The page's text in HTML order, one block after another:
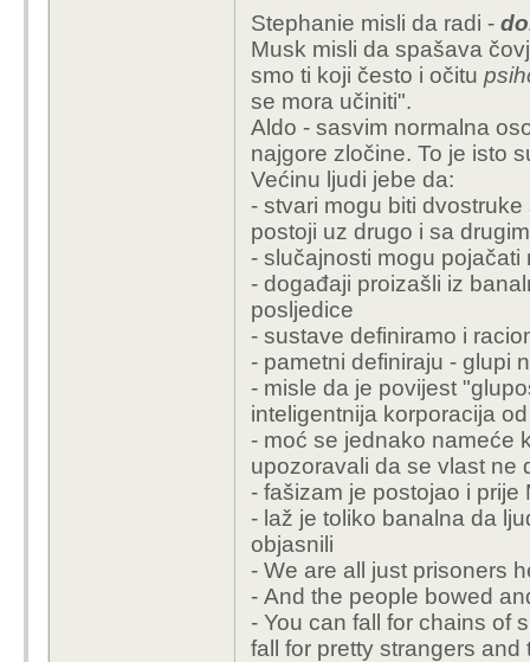
Stephanie misli da radi -
Musk misli da spašava
smo ti koji često i očitu
se mora učiniti".
Aldo - sasvim normalna
najgore zločine. To je isto
Većinu ljudi jebe da:
- stvari mogu biti
postoji uz drugo i sa
- slučajnosti mogu
- događaji proizašli iz
posljedice
- sustave definiramo i
- pametni definiraju - glupi
- misle da je povijest
inteligentnija korporacija
- moć se jednako nameće
upozoravali da se vlast ne
- fašizam je postojao i prije
- laž je toliko banalna da
objasnili
- We are all just prisoners
- And the people bowed
- You can fall for chains of
fall for pretty strangers